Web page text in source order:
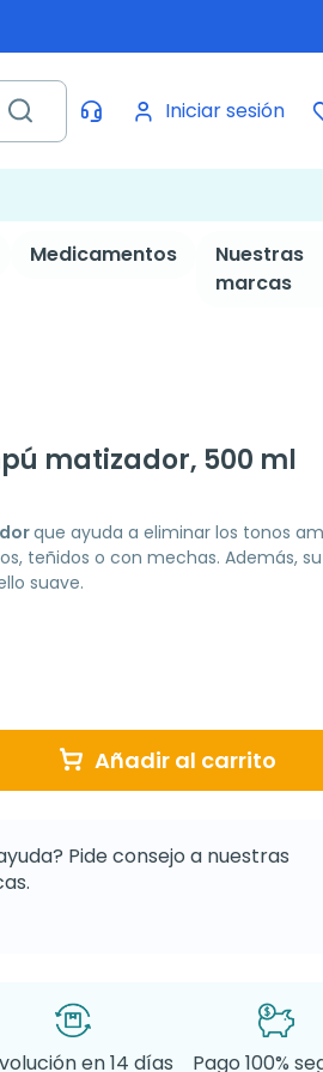
Iniciar sesión
Medicamentos
Nuestras
marcas
matizador, 500 ml
que ayuda a eliminar los tonos
teñidos o con mechas. Además,
suave.
Añadir al carrito
Pide consejo a nuestras
en 14 días
Pago 100%